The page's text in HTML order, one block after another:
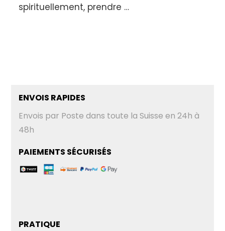
spirituellement, prendre …
ENVOIS RAPIDES
Envois par Poste dans toute la Suisse en 24h à
48h
PAIEMENTS SÉCURISÉS
PRATIQUE